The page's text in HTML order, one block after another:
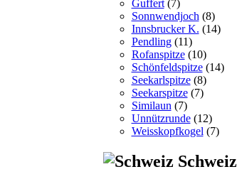
Guffert(7)
Sonnwendjoch (8)
Innsbrucker K. (14)
Pendling(11)
Rofanspitze(10)
Schönfeldspitze(14)
Seekarlspitze(8)
Seekarspitze(7)
Similaun (7)
Unnützrunde(12)
Weisskopfkogel (7)
Schweiz